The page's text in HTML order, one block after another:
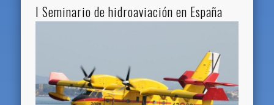
I Seminario de hidroaviación en España